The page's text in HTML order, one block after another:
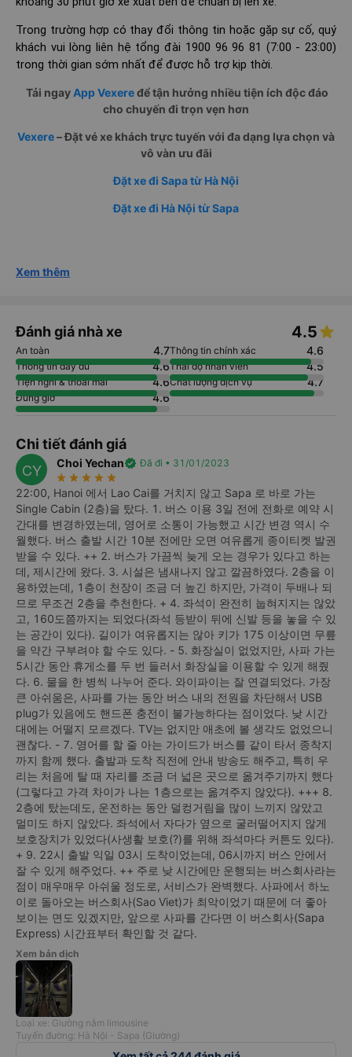
Trong trường hợp có thay đổi thông tin hoặc gặp sự cố, quý
khách vui lòng liên hệ tổng đài 1900 96 96 81 (7:00 - 23:00)
trong thời gian sớm nhất để được hỗ trợ kịp thời.
Tải ngay App Vexeređể tận hưởng nhiều tiện ích độc đáo
cho chuyến đi trọn vẹn hơn
Vexere– Đặt vé xe khách trực tuyến với đa dạng lựa chọn và
vô vàn ưu đãi
Đặt xe đi Sapa từ Hà Nội
Đặt xe đi Hà Nội từ Sapa
Xem thêm
Đánh giá nhà xe 4.5
An toàn 4.7Thông tin chính xác 4.6
Thông tin đầy đủ 4.6Thái độ nhân viên 4.5
Tiện nghi & thoải mái 4.6Chất lượng dịch vụ 4.7
Đúng giờ 4.6
Chi tiết đánh giá
CY Choi Yechanverified Đã đi • 31/01/2023
star_rate star_rate star_rate star_rate star_rate
22:00, Hanoi 에서 Lao Cai를 거치지 않고 Sapa 로 바로 가는
Single Cabin (2층)을 탔다. 1. 버스 이용 3일 전에 전화로 예약 시
간대를 변경하였는데, 영어로 소통이 가능했고 시간 변경 역시 수
월했다. 버스 출발 시간 10분 전에만 오면 여유롭게 종이티켓 발권
받을 수 있다. ++ 2. 버스가 가끔씩 늦게 오는 경우가 있다고 하는
데, 제시간에 왔다. 3. 시설은 냄새나지 않고 깔끔하였다. 2층을 이
용하였는데, 1층이 천장이 조금 더 높긴 하지만, 가격이 두배나 되
므로 무조건 2층을 추천한다. + 4. 좌석이 완전히 눕혀지지는 않았
고, 160도쯤까지는 되었다(좌석 등받이 뒤에 신발 등을 놓을 수 있
는 공간이 있다). 길이가 여유롭지는 않아 키가 175 이상이면 무릎
을 약간 구부려야 할 수도 있다. - 5. 화장실이 없었지만, 사파 가는
5시간 동안 휴게소를 두 번 들러서 화장실을 이용할 수 있게 해줬
다. 6. 물을 한 병씩 나누어 준다. 와이파이는 잘 연결되었다. 가장
큰 아쉬움은, 사파를 가는 동안 버스 내의 전원을 차단해서 USB
plug가 있음에도 핸드폰 충전이 불가능하다는 점이었다. 낮 시간
대에는 어떨지 모르겠다. TV는 없지만 애초에 볼 생각도 없었으니
괜찮다. - 7. 영어를 할 줄 아는 가이드가 버스를 같이 타서 종착지
까지 함께 했다. 출발과 도착 직전에 안내 방송도 해주고, 특히 우
리는 처음에 탈 때 자리를 조금 더 넓은 곳으로 옮겨주기까지 했다
(그렇다고 가격 차이가 나는 1층으로는 옮겨주지 않았다). +++ 8.
2층에 탔는데도, 운전하는 동안 덜컹거림을 많이 느끼지 않았고
멀미도 하지 않았다. 좌석에서 자다가 옆으로 굴러떨어지지 않게
보호장치가 있었다(사생활 보호(?)를 위해 좌석마다 커튼도 있다).
+ 9. 22시 출발 익일 03시 도착이었는데, 06시까지 버스 안에서
잘 수 있게 해주었다. ++ 주로 낮 시간에만 운행되는 버스회사라는
점이 매우매우 아쉬울 정도로, 서비스가 완벽했다. 사파에서 하노
이로 돌아오는 버스회사(Sao Viet)가 최악이었기 때문에 더 좋아
보이는 면도 있겠지만, 앞으로 사파를 간다면 이 버스회사(Sapa
Express) 시간표부터 확인할 것 같다.
Xem bản dịch
Loại xe: Giường nằm limousine
Tuyến đường: Hà Nội - Sapa (Giường)